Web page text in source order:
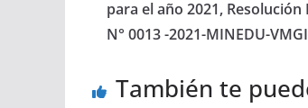
para el año 2021,
N° 0013 -2021-MINEDU-
También te